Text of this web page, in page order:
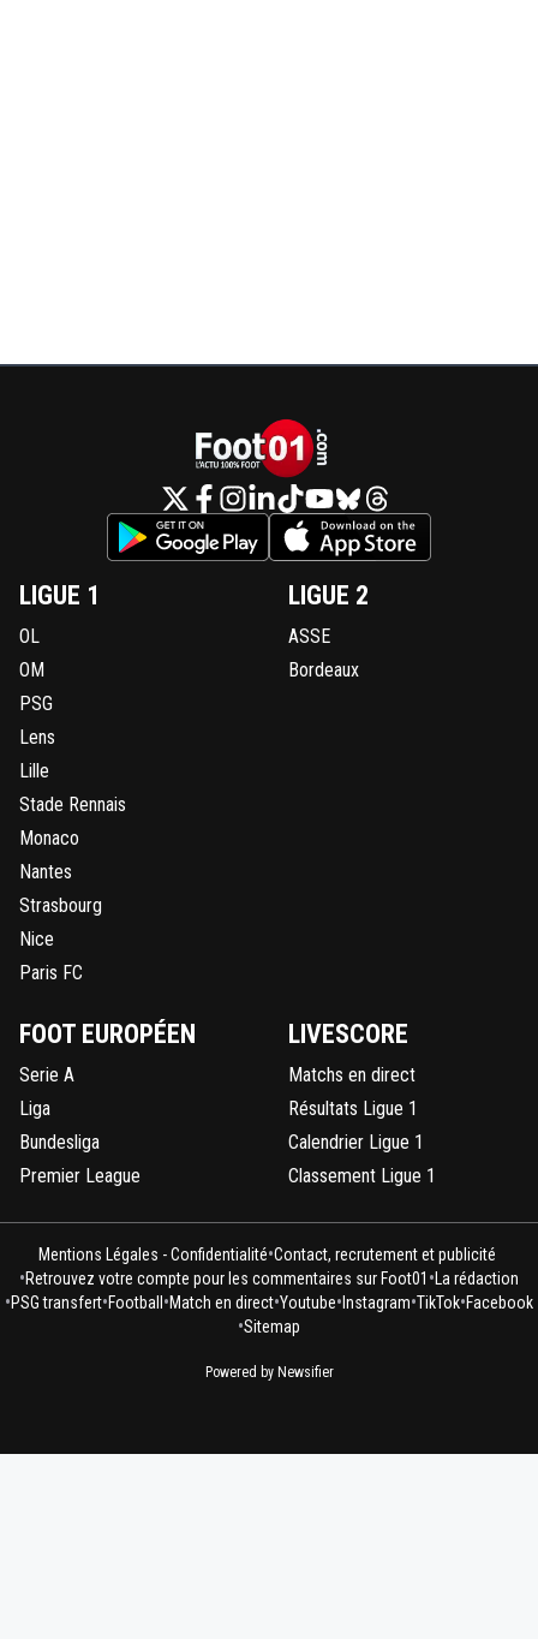
LIGUE 1
OL
OM
PSG
Lens
Lille
Stade Rennais
Monaco
Nantes
Strasbourg
Nice
Paris FC
LIGUE 2
ASSE
Bordeaux
FOOT EUROPÉEN
Serie A
Liga
Bundesliga
Premier League
LIVESCORE
Matchs en direct
Résultats Ligue 1
Calendrier Ligue 1
Classement Ligue 1
Mentions Légales - Confidentialité•Contact, recrutement et publicité
•Retrouvez votre compte pour les commentaires sur Foot01 •La rédaction
•PSG transfert•Football•Match en direct•Youtube•Instagram•TikTok•Facebook
•Sitemap
Powered by Newsifier